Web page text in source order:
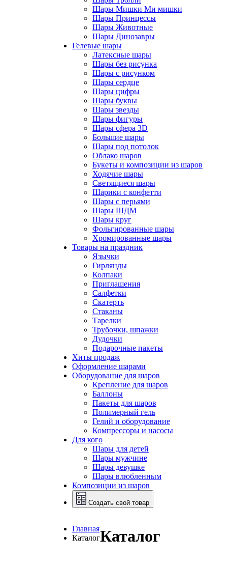
Шары Мишки Ми мишки
Шары Принцессы
Шары Животные
Шары Динозавры
Гелевые шары
Латексные шары
Шары без рисунка
Шары с рисунком
Шары сердце
Шары цифры
Шары буквы
Шары звезды
Шары фигуры
Шары сфера 3D
Большие шары
Шары под потолок
Облако шаров
Букеты и композиции из шаров
Ходячие шары
Светящиеся шары
Шарики с конфетти
Шары с перьями
Шары ШДМ
Шары круг
Фольгированные шары
Хромированные шары
Товары на праздник
Язычки
Гирлянды
Колпаки
Приглашения
Салфетки
Скатерть
Стаканы
Тарелки
Трубочки, шпажки
Дудочки
Подарочные пакеты
Хиты продаж
Оформление шарами
Оборудование для шаров
Крепление для шаров
Баллоны
Пакеты для шаров
Полимерный гель
Гелий и оборудование
Компрессоры и насосы
Для кого
Шары для детей
Шары мужчине
Шары девушке
Шары влюбленным
Композиции из шаров
Создать свой товар
Главная
КаталогКаталог